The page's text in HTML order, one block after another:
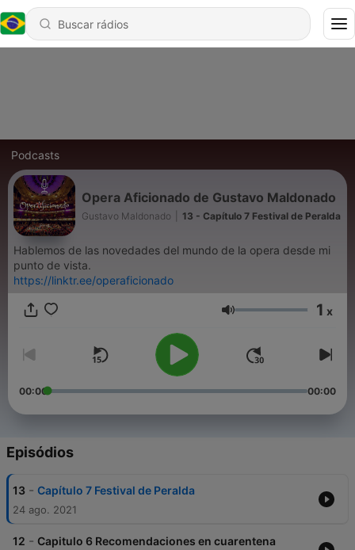
Podcasts
Opera Aficionado de Gustavo Maldonado
Gustavo Maldonado 13 - Capítulo 7 Festival de Peralda
Hablemos de las novedades del mundo de la opera desde mi
punto de vista.
https://linktr.ee/operaficionado
Volume 1 x
00:00 00:00
Episódios
13 - Capítulo 7 Festival de Peralda
24 ago. 2021
12 - Capitulo 6 Recomendaciones en cuarentena